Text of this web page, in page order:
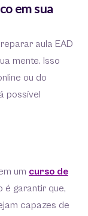
em sua
aula EAD
mente. Isso
ou do
possível
um curso de
é garantir que,
capazes de